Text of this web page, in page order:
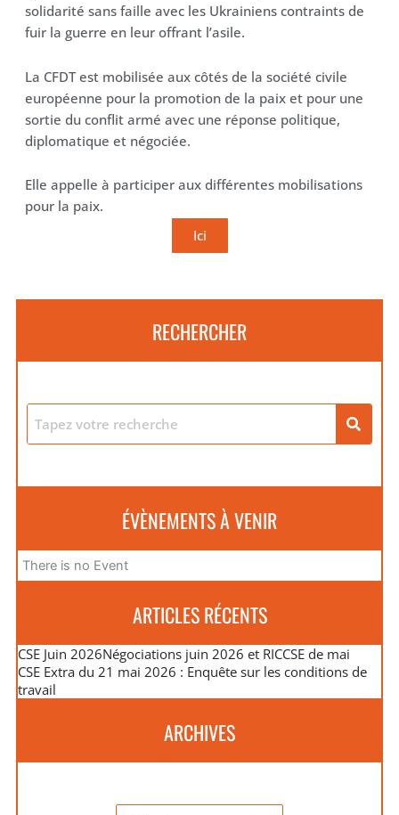
solidarité sans faille avec les Ukrainiens contraints de
fuir la guerre en leur offrant l’asile.
La CFDT est mobilisée aux côtés de la société civile
européenne pour la promotion de la paix et pour une
sortie du conflit armé avec une réponse politique,
diplomatique et négociée.
Elle appelle à participer aux différentes mobilisations
pour la paix.
Ici
RECHERCHER
ÉVÈNEMENTS À VENIR
There is no Event
ARTICLES RÉCENTS
CSE Juin 2026Négociations juin 2026 et RICCSE de mai
CSE Extra du 21 mai 2026 : Enquête sur les conditions de
travail
ARCHIVES